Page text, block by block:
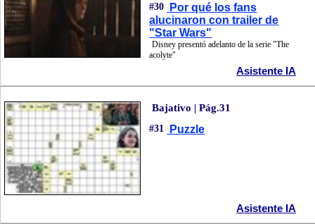
#30
Por qué los fans
alucinaron con trailer de
"Star Wars"
Disney presentó adelanto de la serie "The
acolyte"
Asistente IA
Bajativo | Pág.31
#31 Puzzle
Asistente IA